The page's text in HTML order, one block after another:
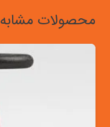
محصولات مشابه